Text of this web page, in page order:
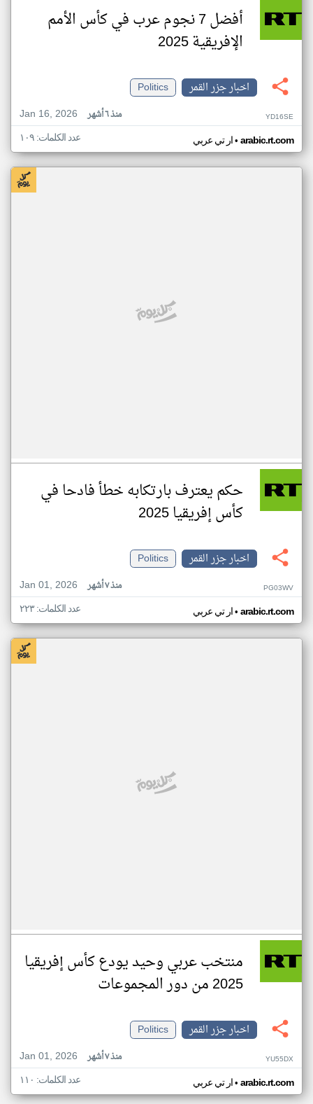
أفضل 7 نجوم عرب في كأس الأمم
الإفريقية 2025
اخبار جزر القمر
Politics
Jan 16, 2026
منذ ٦ أشهر YD16SE
ار تي عربي• arabic.rt.com عدد الكلمات: ١٠٩
حكم يعترف بارتكابه خطأ فادحا في
كأس إفريقيا 2025
اخبار جزر القمر
Politics
Jan 01, 2026
منذ ٧ أشهر PG03WV
ار تي عربي• arabic.rt.com عدد الكلمات: ٢٢٣
منتخب عربي وحيد يودع كأس إفريقيا
2025 من دور المجموعات
اخبار جزر القمر
Politics
Jan 01, 2026
منذ ٧ أشهر YU55DX
ار تي عربي• arabic.rt.com عدد الكلمات: ١١٠